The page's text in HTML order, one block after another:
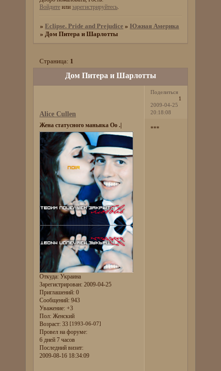
Войдите или зарегистрируйтесь.
»Eclipse. Pride and Prejudice »Южная Америка
» Дом Питера и Шарлотты
Дом Питера и Шарлотты
Страница: 1
Поделиться
1
2009-04-25
20:18:08
Alice Cullen
Жена статусного маньяка Оо .|
Откуда: Украина
Зарегистрирован: 2009-04-25
Приглашений: 0
Сообщений: 943
Уважение: +3
Пол: Женский
Возраст: 33 [1993-06-07]
Провел на форуме:
6 дней 7 часов
Последний визит:
2009-08-16 18:34:09
***